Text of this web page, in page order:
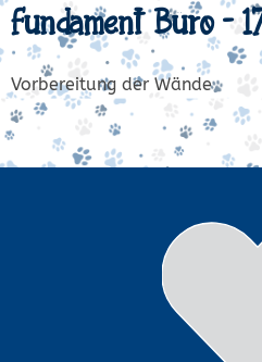
Fundament Büro –
Vorbereitung der Wände